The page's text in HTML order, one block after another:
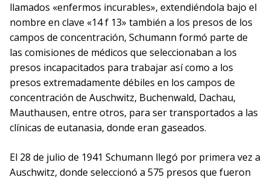
llamados «enfermos incurables», extendiéndola bajo el
nombre en clave «14 f 13» también a los presos de los
campos de concentración, Schumann formó parte de
las comisiones de médicos que seleccionaban a los
presos incapacitados para trabajar así como a los
presos extremadamente débiles en los campos de
concentración de Auschwitz, Buchenwald, Dachau,
Mauthausen, entre otros, para ser transportados a las
clínicas de eutanasia, donde eran gaseados.
El 28 de julio de 1941 Schumann llegó por primera vez a
Auschwitz, donde seleccionó a 575 presos que fueron